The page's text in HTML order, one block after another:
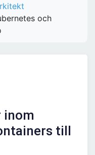
och
inom
till